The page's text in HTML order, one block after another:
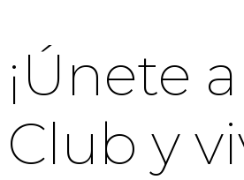
¡Únete
Club y